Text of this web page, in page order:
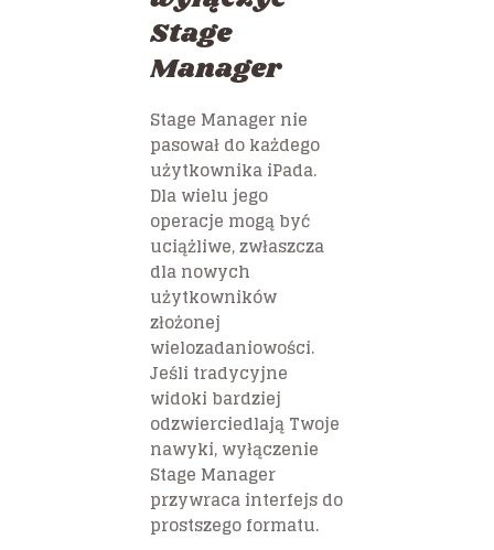
Stage
Manager
Stage Manager nie
pasował do każdego
użytkownika iPada.
Dla wielu jego
operacje mogą być
uciążliwe, zwłaszcza
dla nowych
użytkowników
złożonej
wielozadaniowości.
Jeśli tradycyjne
widoki bardziej
odzwierciedlają Twoje
nawyki, wyłączenie
Stage Manager
przywraca interfejs do
prostszego formatu.